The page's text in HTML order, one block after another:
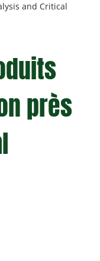
and Critical
près